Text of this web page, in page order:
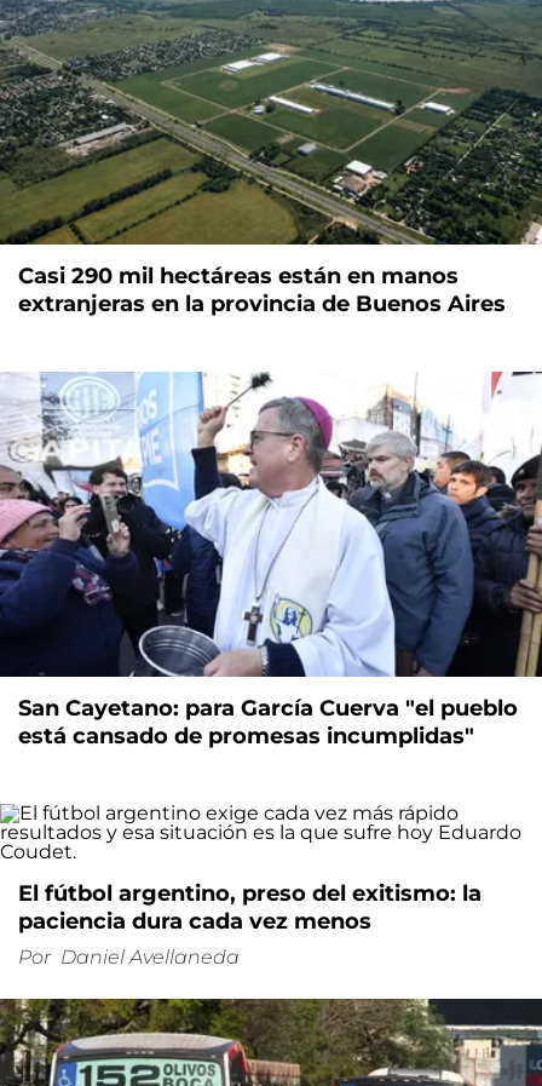
Casi 290 mil hectáreas están en manos
extranjeras en la provincia de Buenos Aires
San Cayetano: para García Cuerva "el pueblo
está cansado de promesas incumplidas"
El fútbol argentino, preso del exitismo: la
paciencia dura cada vez menos
Por Daniel Avellaneda